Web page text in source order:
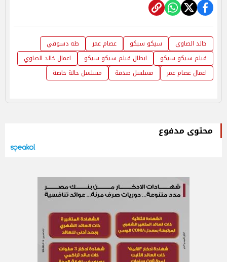
خالد الصاوي سيكو سيكو عصام عمر
طه دسوقي
فيلم سيكو سيكو
ابطال فيلم سيكو سيكو
اعمال خالد الصاوي
اعمال عصام عمر
مسلسل صدفة مسلسل حالة خاصة
محتوى مدفوع